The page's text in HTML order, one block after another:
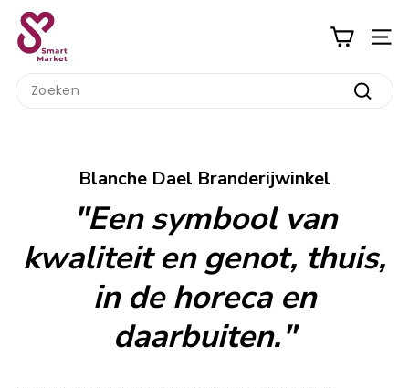
naar
inhoud
S
m
a
r
e
Search
Blanche Dael Branderijwinkel
"Een symbool van
kwaliteit en genot, thuis,
in de horeca en
daarbuiten."